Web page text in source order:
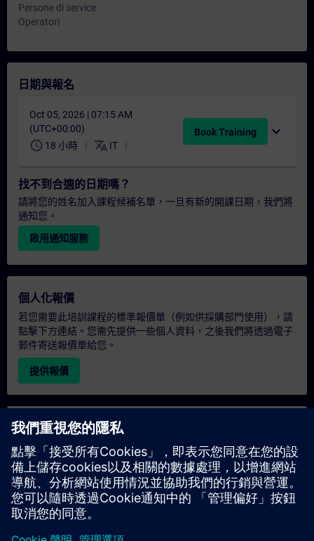
Persone di service
Operatori
日期與報名
Oct 05, 2026 | 07:15 AM
(UTC+00:00)
schedule 18 小時 translate IT
Book Training expand_more
找不到合適的日期嗎？
請將您的姓名加入課程候補名單，一旦有新的開課日期，我們將
通知您。
啟用通知服務
個人化報價
若您需要此培訓課程的標準報價單（例如供採購部門使用），請
點擊下方連結。您需先提供一些個人資料，之後我們將透過電子
郵件寄送報價單給您。
提供報價
專屬培訓諮詢
若您需要針對專屬培訓課程（無論是現場、線上或於我們的
SITRAIN 培訓中心舉辦）索取報價，請填寫下方的諮詢表單。此
類請求適合較大規模的團體（6 人以上）。提供您的聯絡資料及
培訓需求後，我們將向您發送報價單。
索取專屬報價